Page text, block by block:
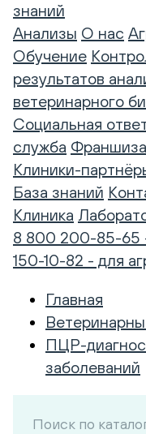
знаний
Анализы О нас
Обучение
результатов
ветеринарного
Социальная
служба
Клиники-
База знаний
Клиника
8 800 200-85-65
150-10-82 - для
Главная
ПЦР-
заболеваний